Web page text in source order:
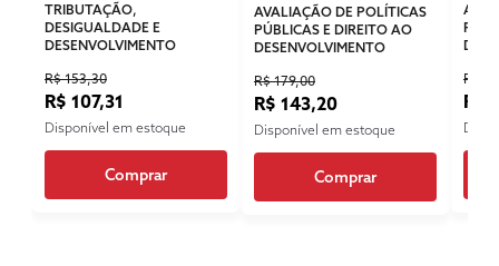
TRIBUTAÇÃO,
DESIGUALDADE E
DESENVOLVIMENTO
R$ 153,30
R$ 107,31
Disponível em estoque
Comprar
AVALIAÇÃO DE POLÍTICAS
PÚBLICAS E DIREITO AO
DESENVOLVIMENTO
R$ 179,00
R$ 143,20
Disponível em estoque
Comprar
R$
R$